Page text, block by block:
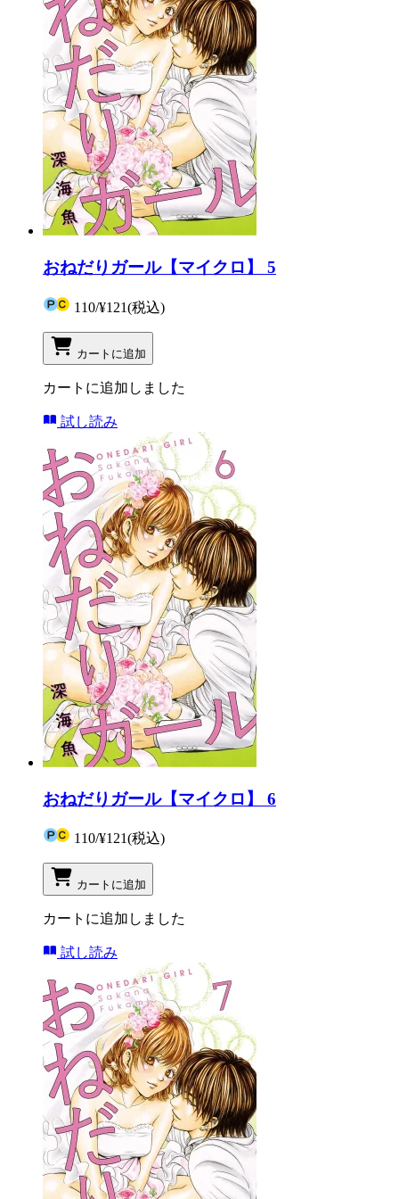
おねだりガール【マイクロ】 5
110/¥121(税込)
カートに追加
カートに追加しました
試し読み
おねだりガール【マイクロ】 6
110/¥121(税込)
カートに追加
カートに追加しました
試し読み